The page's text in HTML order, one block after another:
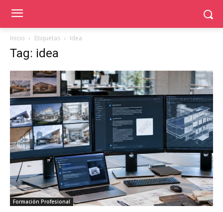
Inicio Etiquetas Idea
Tag: idea
Formación Profesional